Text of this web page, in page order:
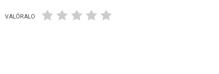
VALÓRALO